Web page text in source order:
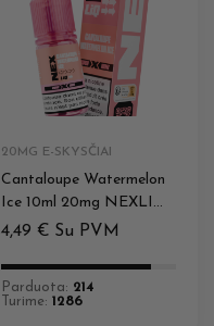
20MG E-SKYSČIAI
Cantaloupe Watermelon
Ice 10ml 20mg NEXLIQ
Pod Salt
4,49 € Su PVM
Parduota: 214
Turime: 1286